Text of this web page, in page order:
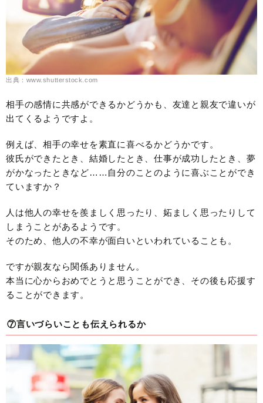
出典：www.shutterstock.com
相手の感情に共感ができるかどうかも、友達と親友で違いが
出てくるようですよ。
例えば、相手の幸せを素直に喜べるかどうかです。
彼氏ができたとき、結婚したとき、仕事が成功したとき、夢
がかなったときなど……自分のことのように喜ぶことができ
ていますか？
人は他人の幸せを羨ましく思ったり、妬ましく思ったりして
しまうことがあるようです。
そのため、他人の不幸が面白いといわれていることも。
ですが親友なら関係ありません。
本当に心からおめでとうと思うことができ、その後も応援す
ることができます。
⑦言いづらいことも伝えられるか